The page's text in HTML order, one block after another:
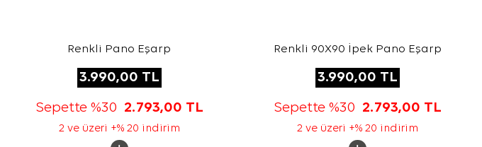
Renkli Pano Eşarp
3.990,00 TL
Sepette %30 2.793,00 TL
2 ve üzeri +% 20 indirim
Renkli 90X90 İpek Pano Eşarp
3.990,00 TL
Sepette %30 2.793,00 TL
2 ve üzeri +% 20 indirim